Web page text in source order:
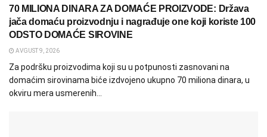
70 MILIONA DINARA ZA DOMAĆE PROIZVODE: Država
jača domaću proizvodnju i nagrađuje one koji koriste 100
ODSTO DOMAĆE SIROVINE
AVGUST 9, 2026
Za podršku proizvodima koji su u potpunosti zasnovani na
domaćim sirovinama biće izdvojeno ukupno 70 miliona dinara, u
okviru mera usmerenih...